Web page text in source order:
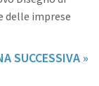
delle imprese
SUCCESSIVA »